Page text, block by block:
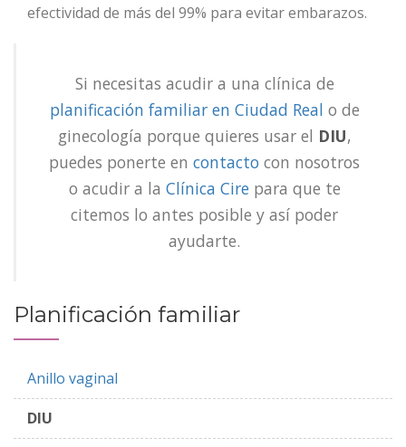
efectividad de más del 99% para evitar embarazos.
Si necesitas acudir a una clínica de
planificación familiar en Ciudad Real o de
ginecología porque quieres usar el DIU,
puedes ponerte en contacto con nosotros
o acudir a la Clínica Cirepara que te
citemos lo antes posible y así poder
ayudarte.
Planificación familiar
Anillo vaginal
DIU